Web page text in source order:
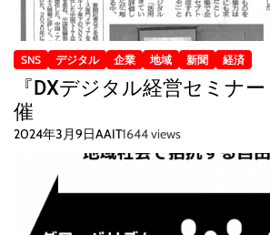
SNS デジタル 企業 地域 新聞 経済
『DXデジタル経営セミナ
催
2024年3月9日AAIT1644 views